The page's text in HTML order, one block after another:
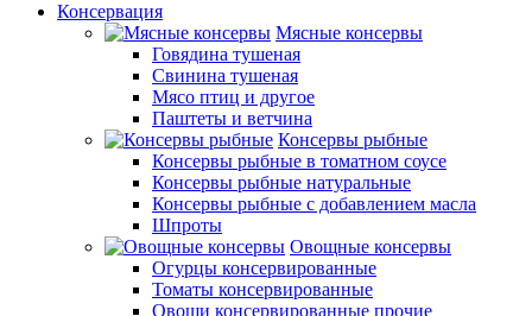
Консервация
Мясные консервы
Говядина тушеная
Свинина тушеная
Мясо птиц и другое
Паштеты и ветчина
Консервы рыбные
Консервы рыбные в томатном соусе
Консервы рыбные натуральные
Консервы рыбные с добавлением масла
Шпроты
Овощные консервы
Огурцы консервированные
Томаты консервированные
Овощи консервированные прочие